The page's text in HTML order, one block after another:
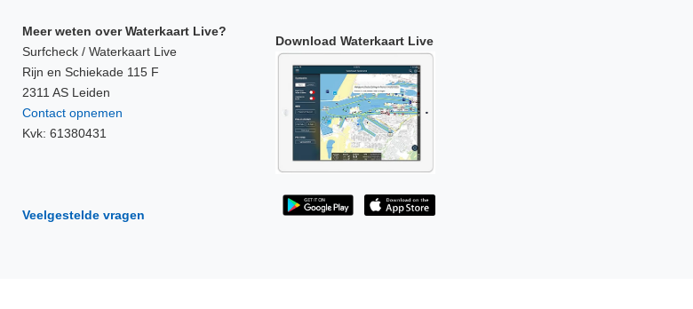
Meer weten over Waterkaart Live?
Surfcheck / Waterkaart Live
Rijn en Schiekade 115 F
2311 AS Leiden
Contact opnemen
Kvk: 61380431
Veelgestelde vragen
Download Waterkaart Live